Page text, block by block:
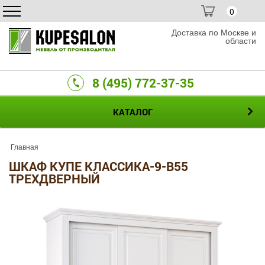
0
Доставка по Москве и
области
8 (495) 772-37-35
КАТАЛОГ
Главная
ШКАФ КУПЕ КЛАССИКА-9-B55
ТРЕХДВЕРНЫЙ